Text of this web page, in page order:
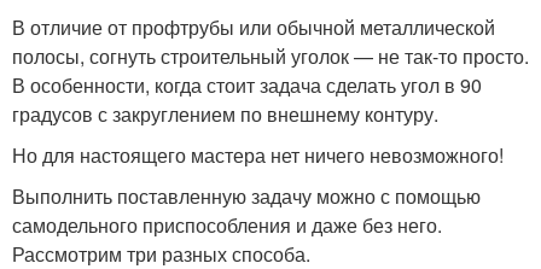
В отличие от профтрубы или обычной металлической
полосы, согнуть строительный уголок — не так-то просто.
В особенности, когда стоит задача сделать угол в 90
градусов с закруглением по внешнему контуру.
Но для настоящего мастера нет ничего невозможного!
Выполнить поставленную задачу можно с помощью
самодельного приспособления и даже без него.
Рассмотрим три разных способа.